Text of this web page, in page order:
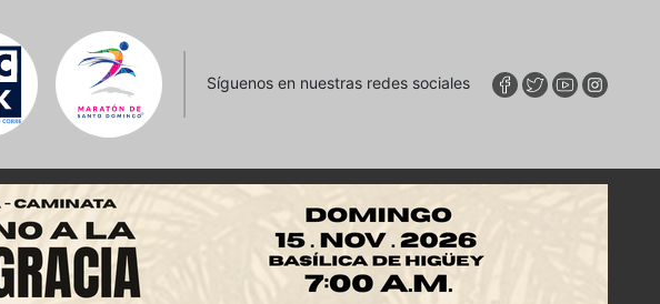
Síguenos en nuestras redes sociales